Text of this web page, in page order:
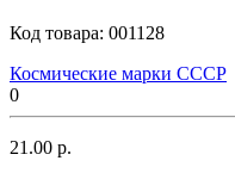
Код товара: 001128
Коcмические марки СССР
0
21.00 р.